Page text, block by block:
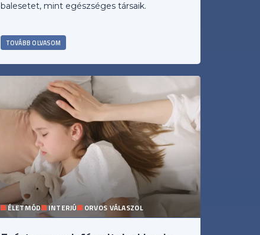
balesetet, mint egészséges társaik.
TOVÁBB OLVASOM
ÉLETMÓD INTERJÚ ORVOS VÁLASZOL